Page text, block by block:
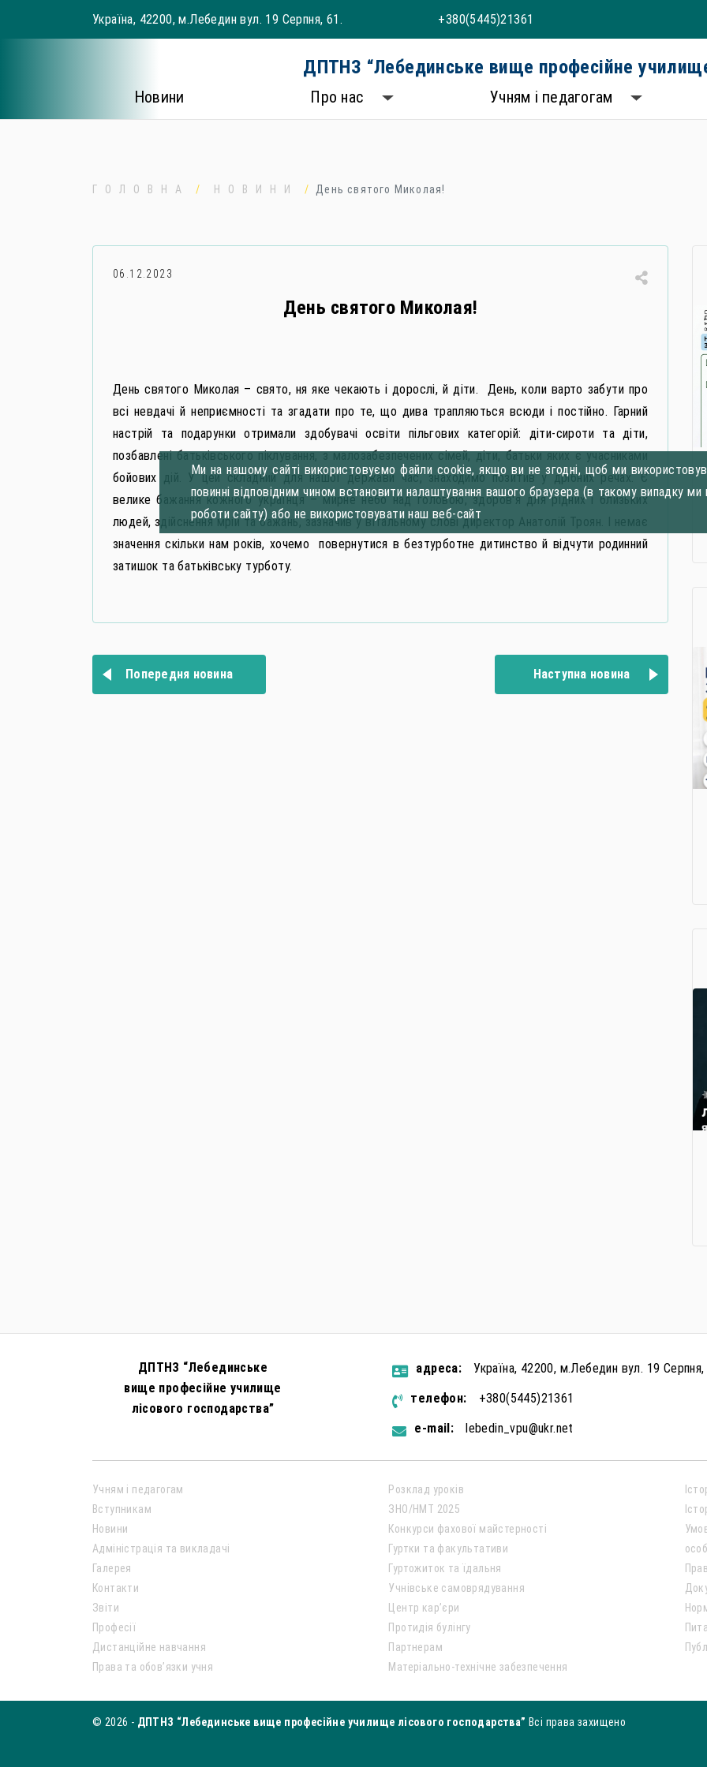
Україна, 42200, м.Лебедин вул. 19 Серпня, 61. +380(5445)21361
ДПТНЗ “Лебединське вище професійне
Новини Про нас Учням і педагогам
ГОЛОВНА НОВИНИ День святого Миколая!
06.12.2023
День святого Миколая!
День святого Миколая – свято, ня яке чекають і дорослі, й діти. День, коли варто забути про
всі невдачі й неприємності та згадати про те, що дива трапляються всюди і постійно. Гарний
настрій та подарунки отримали здобувачі освіти пільгових категорій: діти-сироти та діти,
позбавлені батьківського піклування, з малозабезпечених сімей, діти, батьки яких є учасниками
бойових дій. У цей складний для нашої держави час, знаходимо позитив у дрібних речах. Є
велике бажання кожного українця – мирне небо над головою, здоров′я для рідних і близьких
людей, здійснення мрій та бажань, зазначив у вітальному слові директор Анатолій Троян. І немає
значення скільки нам років, хочемо повернутися в безтурботне дитинство й відчути родинний
затишок та батьківську турботу.
записівПопередня новина Наступна новина
Ми на нашому сайті використовуємо файли cookie, якщо ви не згодні, щоб ми
повинні відповідним чином встановити налаштування вашого браузера (в такому випадку ми
роботи сайту) або не використовувати наш веб-сайт
ДПТНЗ “Лебединське
вище професійне училище
лісового господарства”
aдресa:
Україна, 42200, м.Лебедин вул. 19 Серпня,
телефон:
+380(5445)21361
e-mail:
lebedin_vpu@ukr.net
Учням і педагогам
Вступникам
Новини
Адміністрація та викладачі
Галерея
Контакти
Звіти
Професії
Дистанційне навчання
Права та обов’язки учня
Розклад уроків
ЗНО/НМТ 2025
Конкурси фахової майстерності
Гуртки та факультативи
Гуртожиток та їдальня
Учнівське самоврядування
Центр кар’єри
Протидія булінгу
Партнерам
Матеріально-технічне забезпечення
© 2026 - ДПТНЗ “Лебединське вище професійне училище лісового господарства” Всі права захищено